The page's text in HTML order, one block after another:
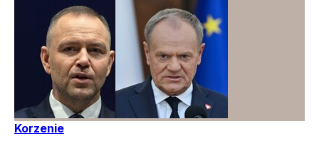
Korzenie